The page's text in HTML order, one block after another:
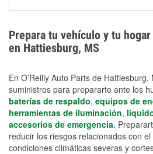
los daños por inundación.
preparar opciones de carga de
medidas de protección más
Prepara tu vehículo y tu
en Hattiesburg, MS
En O’Reilly Auto Parts de
suministros para prepararte ante los
baterías de respaldo, equipos de
herramientas de iluminación,
accesorios de emergencia.
reducir los riesgos relacionados con
condiciones climáticas severas y